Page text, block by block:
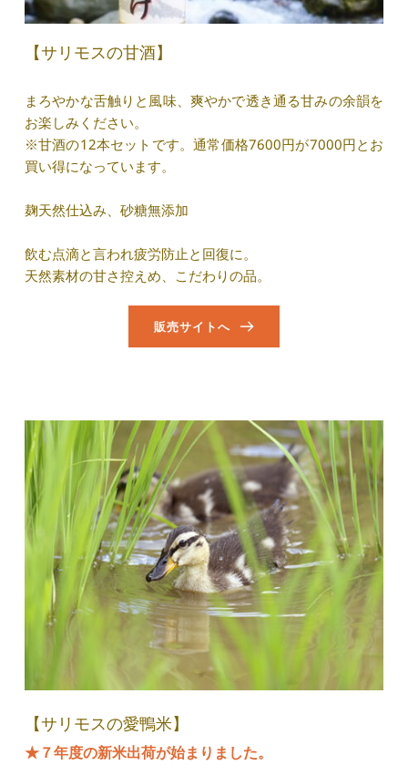
【サリモスの甘酒】
まろやかな舌触りと風味、爽やかで透き通る甘みの余韻を
お楽しみください。
※甘酒の12本セットです。通常価格7600円が7000円とお
買い得になっています。
麹天然仕込み、砂糖無添加
飲む点滴と言われ疲労防止と回復に。
天然素材の甘さ控えめ、こだわりの品。
販売サイトへ
【サリモスの愛鴨米】
★７年度の新米出荷が始まりました。